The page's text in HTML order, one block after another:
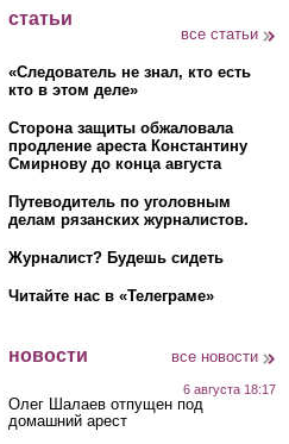
статьи
все статьи
«Следователь не знал, кто есть
кто в этом деле»
Сторона защиты обжаловала
продление ареста Константину
Смирнову до конца августа
Путеводитель по уголовным
делам рязанских журналистов.
Журналист? Будешь сидеть
Читайте нас в «Телеграме»
новости все новости
6 августа 18:17
Олег Шалаев отпущен под
домашний арест